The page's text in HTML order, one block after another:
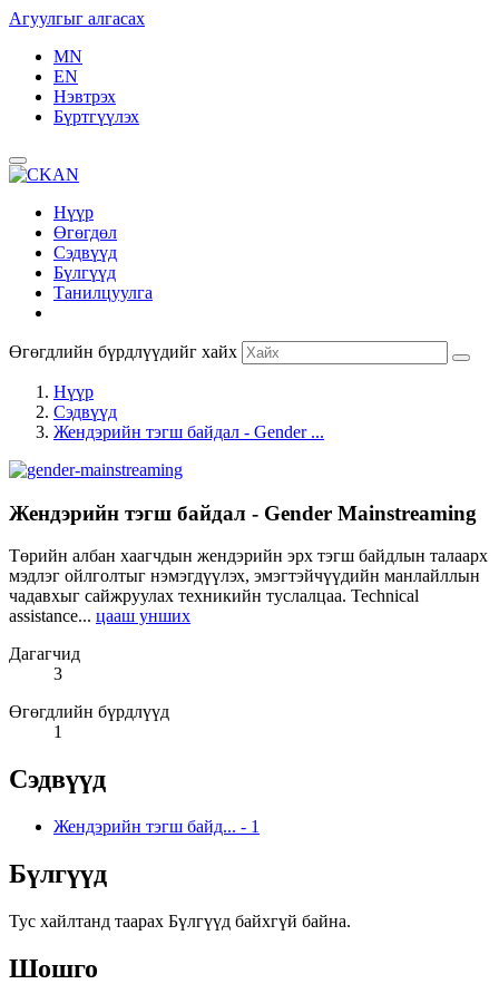
Агуулгыг алгасах
MN
EN
Нэвтрэх
Бүртгүүлэх
Нүүр
Өгөгдөл
Сэдвүүд
Бүлгүүд
Танилцуулга
Өгөгдлийн бүрдлүүдийг хайх
Нүүр
Сэдвүүд
Жендэрийн тэгш байдал - Gender ...
Жендэрийн тэгш байдал - Gender Mainstreaming
Төрийн албан хаагчдын жендэрийн эрх тэгш байдлын талаарх
мэдлэг ойлголтыг нэмэгдүүлэх, эмэгтэйчүүдийн манлайллын
чадавхыг сайжруулах техникийн туслалцаа. Technical
assistance... цааш унших
Дагагчид
3
Өгөгдлийн бүрдлүүд
1
Сэдвүүд
Жендэрийн тэгш байд... - 1
Бүлгүүд
Тус хайлтанд таарах Бүлгүүд байхгүй байна.
Шошго